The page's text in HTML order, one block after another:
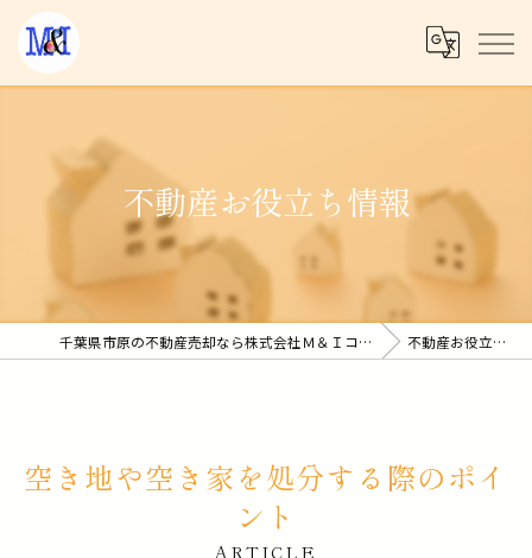
不動産お役立ち情報
千葉県市原の不動産売却なら株式会社Ｍ＆Ｉコーポレーション 不動産お役立ち情報
空き地や空き家を処分する際のポイ
ント
ARTICLE